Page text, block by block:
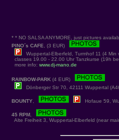
* * NO SALSA ANYMORE, just pictures
PINO´s CAFE , (3 EUR)
Wuppertal-Elberfeld, Turmhof 11 (4 Min
classes 19.00 - 22.00 Uhr Tanzkurse (19h
more info: www.dj-mano.de
RAINBOW-PARK (4 EUR)
Dönberger Str 70, 42111 Wuppertal
BOUNTY Hofaue 59,
45 RPM
Alte Freiheit 3, Wuppertal-Elberfeld (near